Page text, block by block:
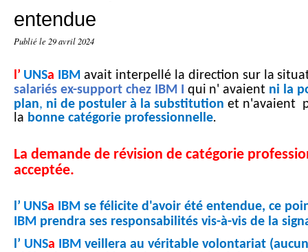
entendue
Publié le 29 avril 2024
l’ UNSa IBM avait interpellé la direction sur la
salariés ex-support chez IBM I qui n' avaient ni la
plan, ni de postuler à la substitution et n'avaient
la bonne catégorie professionnelle.
La demande de révision de catégorie
acceptée.
l’ UNSa IBM se félicite d'avoir été entendue, ce
IBM prendra ses responsabilités vis-à-vis de la
l’ UNSa IBM veillera au véritable volontariat